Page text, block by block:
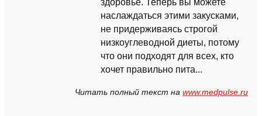
здоровье. Теперь вы можете
наслаждаться этими закусками,
не придерживаясь строгой
низкоуглеводной диеты, потому
что они подходят для всех, кто
хочет правильно пита...
Читать полный текст на www.medpulse.ru